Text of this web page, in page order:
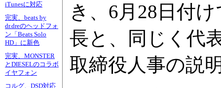
iTunesに対応
完実、beats by
dr.dreのヘッドフォ
ン「Beats Solo
HD」に新色
完実、MONSTER
とDIESELのコラボ
イヤフォン
コルグ、DSD対応
き、6月28日付
長と、同じく代
取締役人事の説